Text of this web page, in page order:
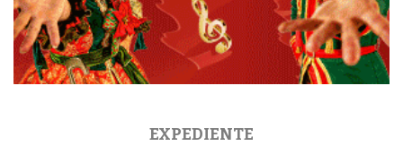
EXPEDIENTE